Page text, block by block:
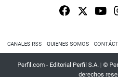
CANALES RSS QUIENES SOMOS
Perfil.com - Editorial Perfil S.A. | ©
derechos